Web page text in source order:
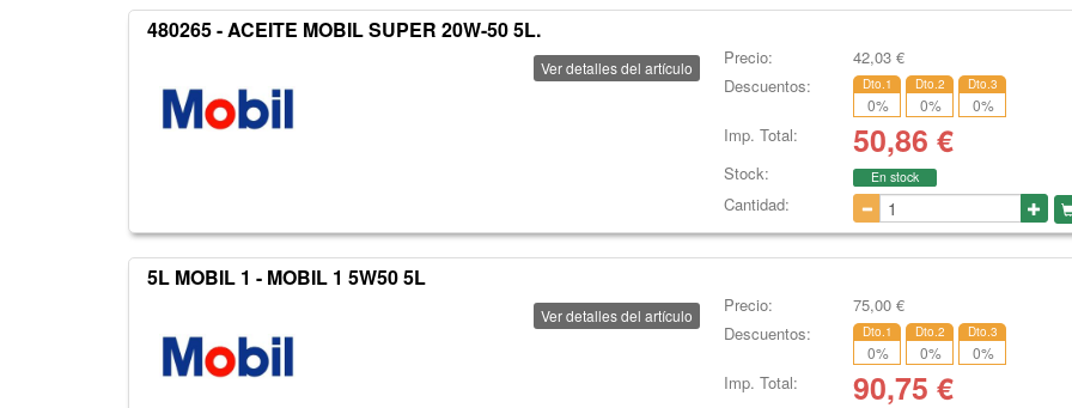
480265 - ACEITE MOBIL SUPER 20W-50 5L.
Ver detalles del artículo Precio: 42,03 €
Descuentos:
Dto.1
0%
Dto.2
0%
Dto.3
0%
Imp. Total: 50,86 €
Stock: En stock
Cantidad:
5L MOBIL 1 - MOBIL 1 5W50 5L
Ver detalles del artículo Precio: 75,00 €
Descuentos:
Dto.1
0%
Dto.2
0%
Dto.3
0%
Imp. Total: 90,75 €